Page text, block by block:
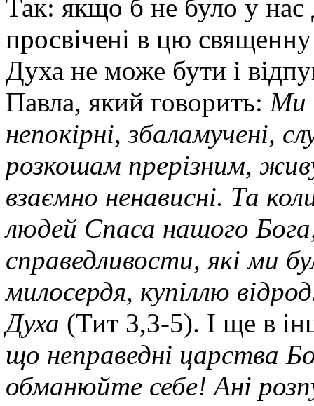
Так: якщо б не було у нас
просвічені в цю священну
Духа не може бути і
Павла, який говорить: Ми
непокірні, збаламучені,
розкошам прерізним,
взаємно ненависні. Та
людей Спаса нашого
справедливости, які ми
милосердя, купіллю
Духа (Тит 3,3-5). І ще в
що неправедні царства
обманюйте себе! Ані